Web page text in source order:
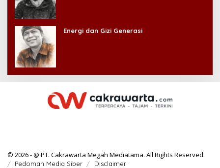
Energi dan Gizi Generasi
© 2026 - @ PT. Cakrawarta Megah Mediatama. All Rights Reserved.
Pedoman Media Siber Disclaimer